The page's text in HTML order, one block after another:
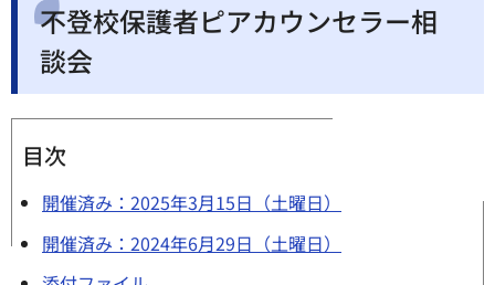
不登校保護者ピアカウンセラー相
談会
目次
開催済み：2025年3月15日（土曜日）
開催済み：2024年6月29日（土曜日）